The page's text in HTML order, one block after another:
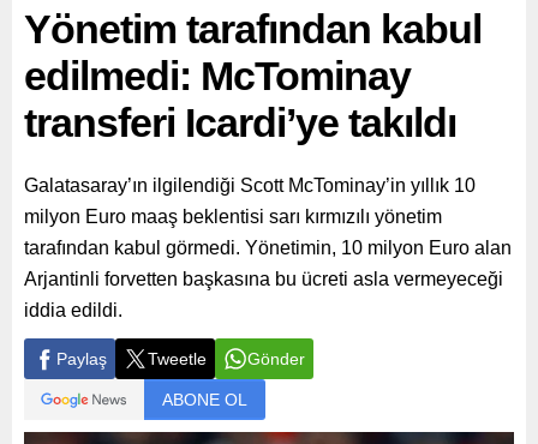
Yönetim tarafından kabul
edilmedi: McTominay
transferi Icardi’ye takıldı
Galatasaray’ın ilgilendiği Scott McTominay’in yıllık 10
milyon Euro maaş beklentisi sarı kırmızılı yönetim
tarafından kabul görmedi. Yönetimin, 10 milyon Euro alan
Arjantinli forvetten başkasına bu ücreti asla vermeyeceği
iddia edildi.
Paylaş Tweetle Gönder
ABONE OL